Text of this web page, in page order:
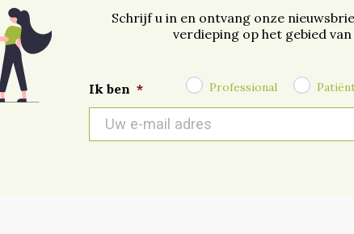
Schrijf u in en ontvang onze
verdieping op het gebied
Ik ben * Professional
mail
*